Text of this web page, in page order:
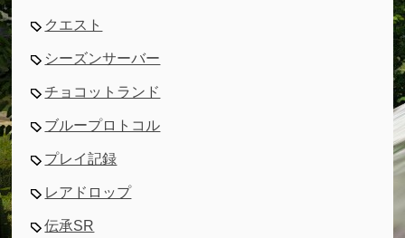
クエスト
シーズンサーバー
チョコットランド
ブループロトコル
プレイ記録
レアドロップ
伝承SR